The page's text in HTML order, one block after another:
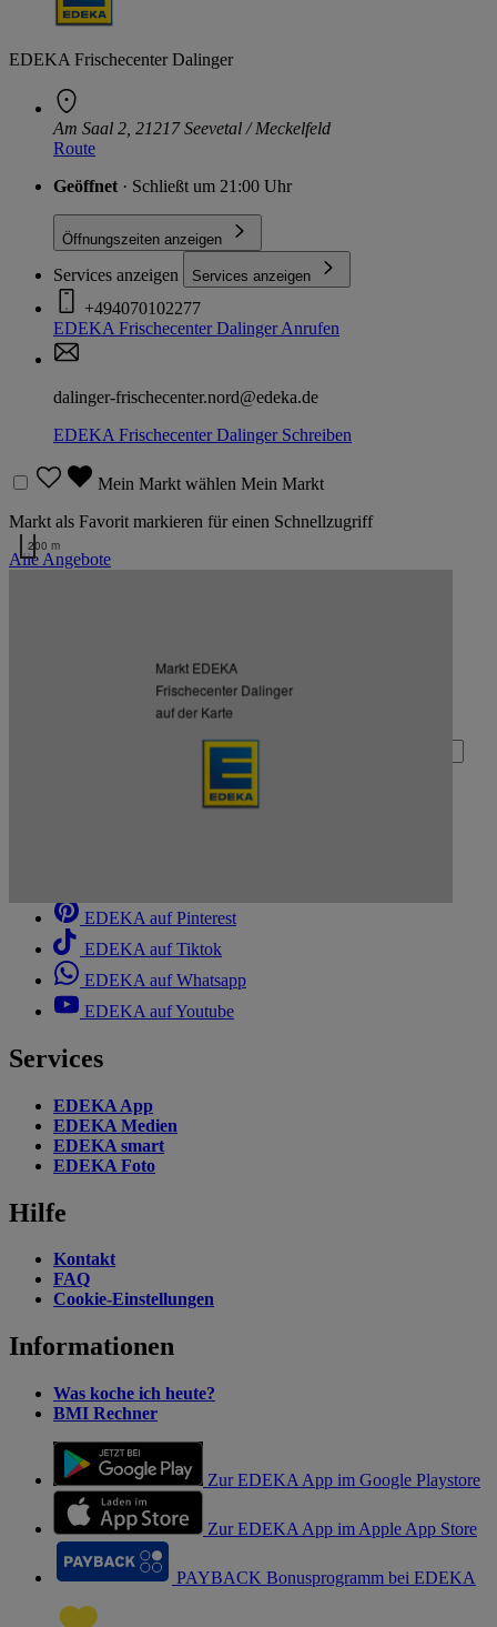
EDEKA Frischecenter Dalinger
Am Saal 2, 21217 Seevetal / Meckelfeld
Route
Geöffnet · Schließt um 21:00 Uhr
Öffnungszeiten anzeigen
Services anzeigen Services anzeigen
+494070102277
EDEKA Frischecenter DalingerAnrufen
dalinger-frischecenter.nord@edeka.de
EDEKA Frischecenter DalingerSchreiben
Mein Markt wählen Mein Markt
Markt als Favorit markieren für einen Schnellzugriff
Alle Angebote
Markt EDEKA
Frischecenter Dalinger
auf der Karte
200 m
Zum Newsletter anmelden
Deine E-Mail-Adresse (Pflichtfeld)
EDEKA auf Pinterest
EDEKA auf Tiktok
EDEKA auf Whatsapp
EDEKA auf Youtube
Services
EDEKA App
EDEKA Medien
EDEKA smart
EDEKA Foto
Hilfe
Kontakt
FAQ
Cookie-Einstellungen
Informationen
Was koche ich heute?
BMI Rechner
Zur EDEKA App im Google Playstore
Zur EDEKA App im Apple App Store
PAYBACK Bonusprogramm bei EDEKA